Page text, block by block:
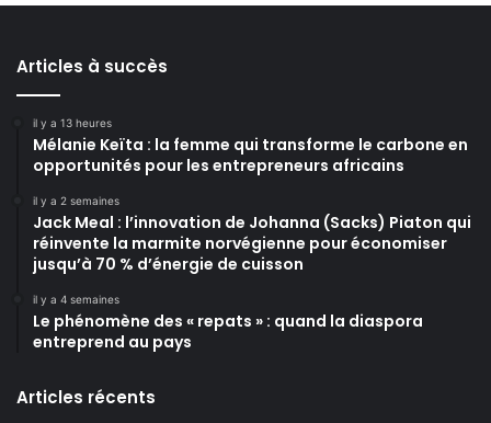
Articles à succès
il y a 13 heures
Mélanie Keïta : la femme qui transforme le carbone en
opportunités pour les entrepreneurs africains
il y a 2 semaines
Jack Meal : l’innovation de Johanna (Sacks) Piaton qui
réinvente la marmite norvégienne pour économiser
jusqu’à 70 % d’énergie de cuisson
il y a 4 semaines
Le phénomène des « repats » : quand la diaspora
entreprend au pays
Articles récents